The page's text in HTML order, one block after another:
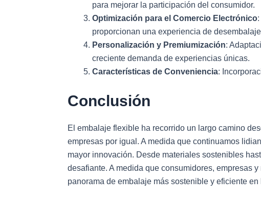
para mejorar la participación del consumidor.
Optimización para el Comercio Electrónico
proporcionan una experiencia de
Personalización y Premiumización:
creciente demanda de experiencias únicas.
Características de Conveniencia:
Conclusión
El embalaje flexible ha recorrido un largo camino
empresas por igual. A medida que continuamos
mayor innovación. Desde materiales sostenibles
desafiante. A medida que consumidores, empresas
panorama de embalaje más sostenible y eficiente